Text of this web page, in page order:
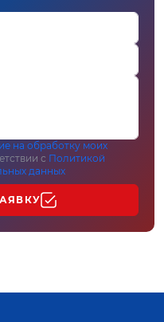
на обработку моих
с Политикой
данных